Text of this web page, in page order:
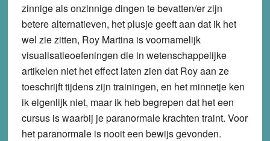
zinnige als onzinnige dingen te bevatten/er zijn
betere alternatieven, het plusje geeft aan dat ik het
wel zie zitten, Roy Martina is voornamelijk
visualisatieoefeningen die in wetenschappelijke
artikelen niet het effect laten zien dat Roy aan ze
toeschrijft tijdens zijn trainingen, en het minnetje ken
ik eigenlijk niet, maar ik heb begrepen dat het een
cursus is waarbij je paranormale krachten traint. Voor
het paranormale is nooit een bewijs gevonden.